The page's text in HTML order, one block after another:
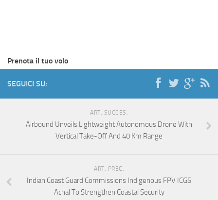
Prenota il tuo volo
SEGUICI SU:
ART. SUCCES.
Airbound Unveils Lightweight Autonomous Drone With
Vertical Take-Off And 40 Km Range
ART. PREC.
Indian Coast Guard Commissions Indigenous FPV ICGS
Achal To Strengthen Coastal Security